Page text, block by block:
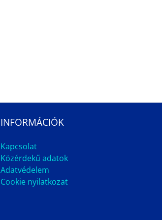
INFORMÁCIÓK
Kapcsolat
Közérdekű adatok
Adatvédelem
Cookie nyilatkozat